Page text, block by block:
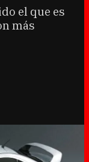
el que es
más